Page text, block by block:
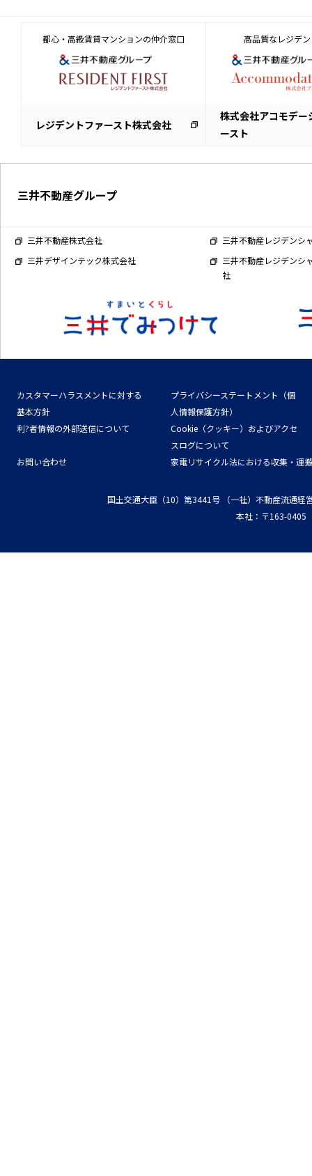
都心・高級賃貸マンションの仲介窓口
レジデントファースト株式会社
高品質なレジデ
株式会社アコモデー
ースト
三井不動産グループ
三井不動産株式会社
三井不動産レジデンシ
三井デザインテック株式会社
三井不動産レジデンシ
社
カスタマーハラスメントに対する
基本方針
プライバシーステートメント（個
人情報保護方針）
利?者情報の外部送信について
Cookie（クッキー）およびアクセ
スログについて
お問い合わせ
家電リサイクル法における収集・運
国土交通大臣（10）第3441号
（一社）不動産流通経
本社：〒163-